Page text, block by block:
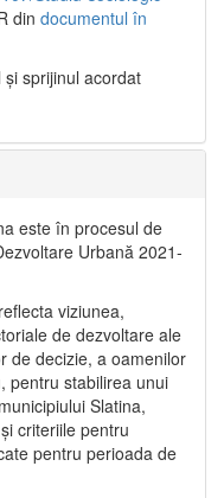
din documentul în
sprijinul acordat
este în procesul de
Urbană 2021‐
viziunea,
de dezvoltare ale
de decizie, a oamenilor
pentru stabilirea unui
Slatina,
criteriile pentru
pentru perioada de